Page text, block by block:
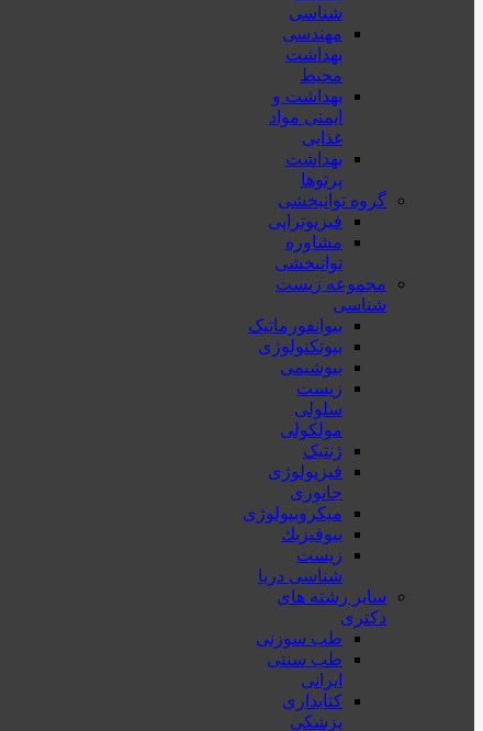
شناسی
مهندسی
بهداشت
محيط
بهداشت و
ایمنی مواد
غذایی
بهداشت
پرتوها
گروه توانبخشی
فیزیوتراپی
مشاوره
توانبخشی
مجموعه زیست
شناسی
بیوانفورماتیک
بیوتکنولوژی
بیوشیمی
زیست
سلولی
مولکولی
ژنتیک
فیزیولوژی
جانوری
میکروبیولوژی
بيوفيزيك
زیست
شناسی دریا
سایر رشته های
دکتری
طب سوزنی
طب سنتی
ایرانی
کتابداری
پزشکی